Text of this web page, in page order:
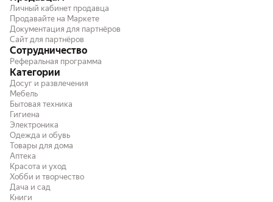
Личный кабинет продавца
Продавайте на Маркете
Документация для партнёров
Сайт для партнёров
Сотрудничество
Реферальная программа
Категории
Досуг и развлечения
Мебель
Бытовая техника
Гигиена
Электроника
Одежда и обувь
Товары для дома
Аптека
Красота и уход
Хобби и творчество
Дача и сад
Книги